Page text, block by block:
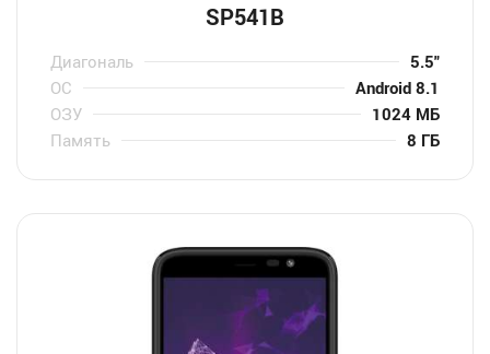
SP541B
Диагональ
5.5″
ОС
Android 8.1
ОЗУ
1024 МБ
Память
8 ГБ